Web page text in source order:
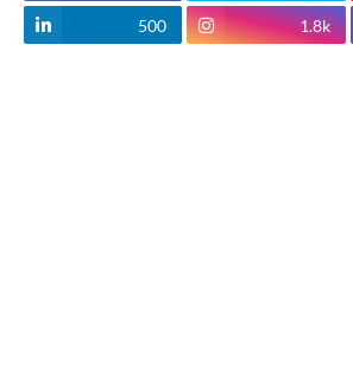
500 1.8k